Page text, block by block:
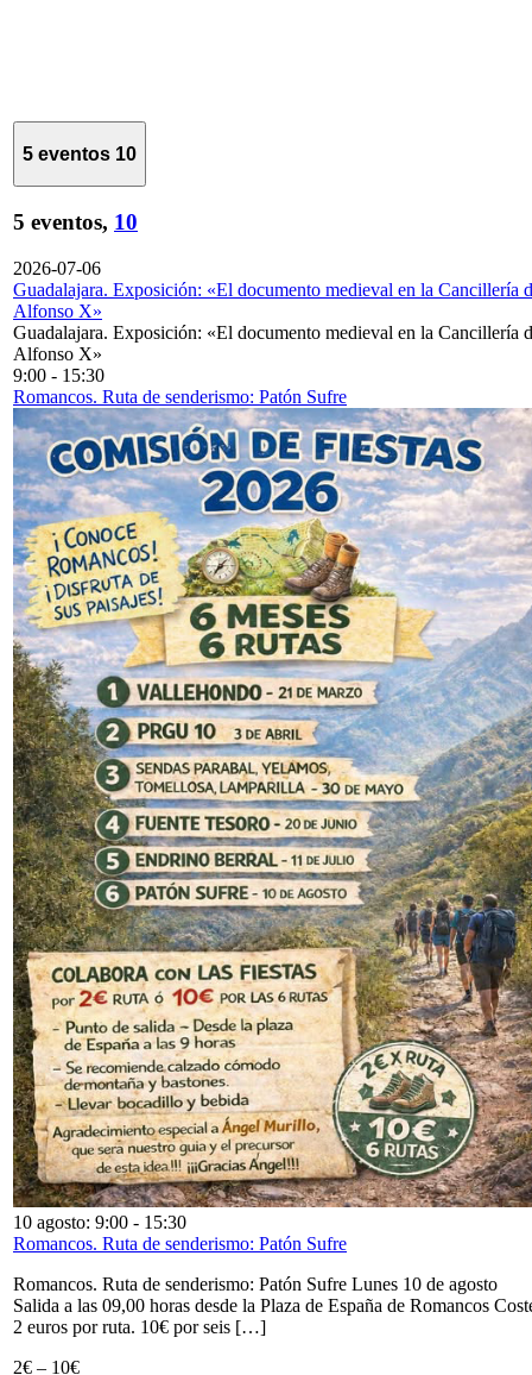
5 eventos 10
5 eventos, 10
2026-07-06
Guadalajara. Exposición: «El documento medieval en la Cancillería
Alfonso X»
Guadalajara. Exposición: «El documento medieval en la Cancillería
Alfonso X»
9:00 - 15:30
Romancos. Ruta de senderismo: Patón Sufre
10 agosto: 9:00 - 15:30
Romancos. Ruta de senderismo: Patón Sufre
Romancos. Ruta de senderismo: Patón Sufre Lunes 10 de agosto
Salida a las 09,00 horas desde la Plaza de España de Romancos
2 euros por ruta. 10€ por seis […]
2€ – 10€